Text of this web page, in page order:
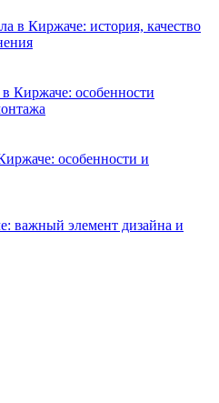
в Киржаче: история, качество
Киржаче: особенности
особенности и
важный элемент дизайна и